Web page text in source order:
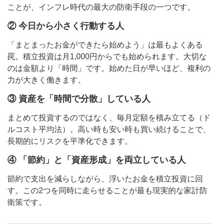
ことが、インフレ時代の最大の防衛手段の一つです。
② 今日から小さく行動する人
「まとまったお金ができたら始めよう」は最もよくある
罠。積立投資は月1,000円からでも始められます。大切な
のは金額より「時間」です。始めた日が早いほど、複利の
力が大きく働きます。
③ 資産を「時間で分散」している人
まとめて投資するのではなく、毎月定額を積み立てる（ド
ルコスト平均法）。高い時も安い時も買い続けることで、
長期的にリスクを平準化できます。
④ 「節約」と「資産形成」を両立している人
節約で支出を減らしながら、浮いたお金を積立投資に回
す。この2つを同時に走らせることが最も現実的な家計防
衛策です。